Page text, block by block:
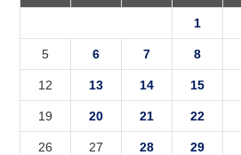
1
5 6 7 8
12 13 14 15
19 20 21 22
26 27 28 29